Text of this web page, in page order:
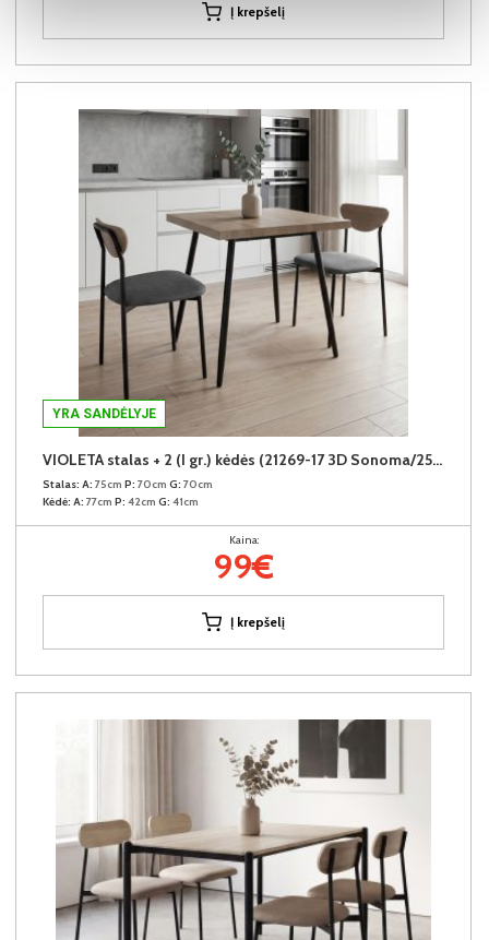
Į krepšelį
YRA SANDĖLYJE
VIOLETA stalas + 2 (I gr.) kėdės (21269-17 3D Sonoma/25-55 Pilkas)
Stalas: A: 75cm P: 70cm G: 70cm
Kėdė: A: 77cm P: 42cm G: 41cm
Kaina:
99€
Į krepšelį